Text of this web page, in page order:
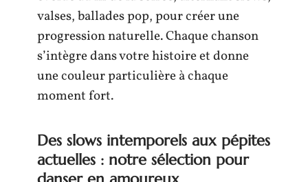
valses, ballades pop, pour créer une
progression naturelle. Chaque chanson
s’intègre dans votre histoire et donne
une couleur particulière à chaque
moment fort.
Des slows intemporels aux pépites
actuelles : notre sélection pour